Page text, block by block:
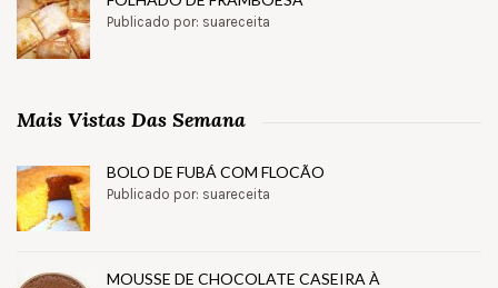
Publicado por: suareceita
Mais Vistas Das Semana
BOLO DE FUBÁ COM FLOCÃO
Publicado por: suareceita
MOUSSE DE CHOCOLATE CASEIRA À